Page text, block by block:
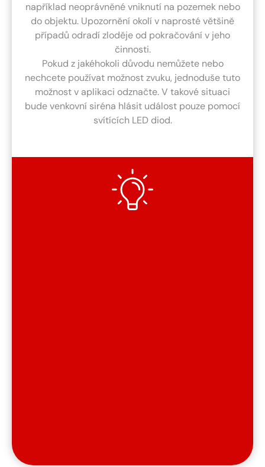
například neoprávněné vniknutí na pozemek nebo
do objektu. Upozornění okolí v naprosté většině
případů odradí zloděje od pokračování v jeho
činnosti.
Pokud z jakéhokoli důvodu nemůžete nebo
nechcete používat možnost zvuku, jednoduše tuto
možnost v aplikaci odznačte. V takové situaci
bude venkovní siréna hlásit událost pouze pomocí
svítících LED diod.